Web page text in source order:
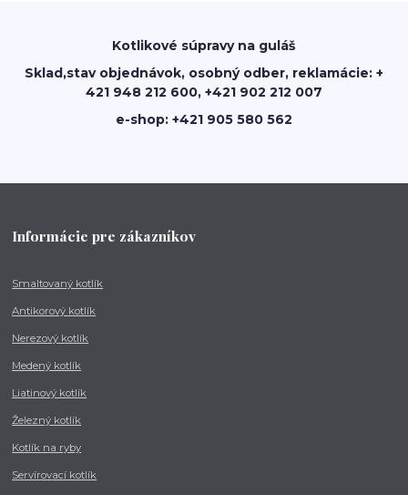
Kotlikové súpravy na guláš
Sklad,stav objednávok, osobný odber, reklamácie: +
421 948 212 600, +421 902 212 007
e-shop: +421 905 580 562
Informácie pre zákazníkov
Smaltovaný kotlík
Antikorový kotlík
Nerezový kotlík
Medený kotlík
Liatinový kotlík
Železný kotlík
Kotlík na ryby
Servírovací kotlík